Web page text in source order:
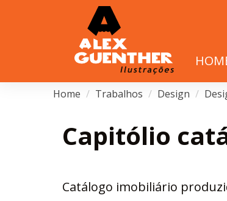
Home Trabalhos Design
Capitólio
Catálogo imobiliário